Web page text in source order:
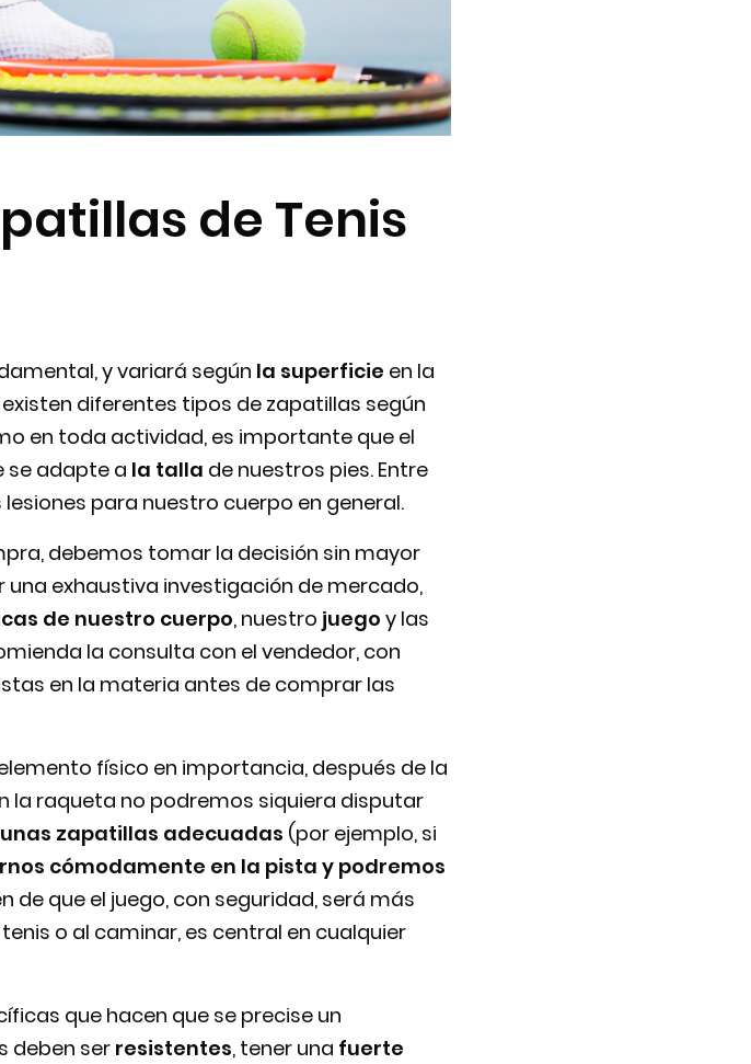
de Tenis
y variará según la superficie en la
diferentes tipos de zapatillas según
en toda actividad, es importante que el
se adapte a la talla de nuestros pies. Entre
para nuestro cuerpo en general.
debemos tomar la decisión sin mayor
exhaustiva investigación de mercado,
de nuestro cuerpo, nuestro juego y las
la consulta con el vendedor, con
en la materia antes de comprar las
físico en importancia, después de la
la raqueta no podremos siquiera disputar
zapatillas adecuadas (por ejemplo, si
cómodamente en la pista y podremos
de que el juego, con seguridad, será más
o al caminar, es central en cualquier
que hacen que se precise un
deben ser resistentes, tener una fuerte